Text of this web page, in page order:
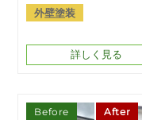
外壁塗装
詳しく見る
Before After